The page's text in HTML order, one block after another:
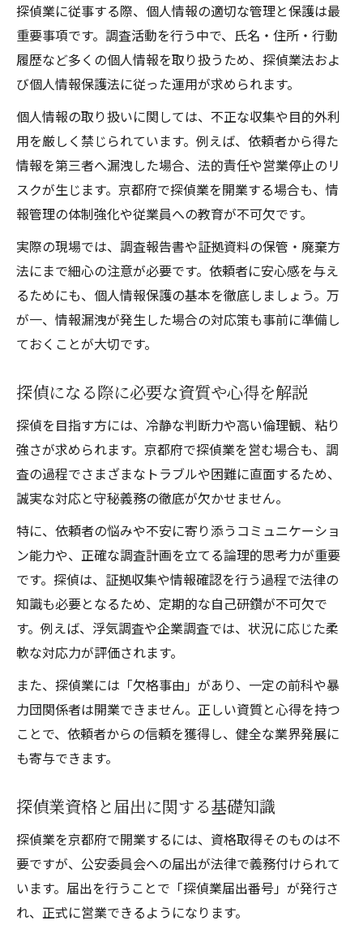
探偵業届出番号の確認が必要な理由を解説
探偵京都の信頼できる業者選びの基準
探偵業届出番号検索の操作手順と注意点
欠格事由を避けて探偵業を始めるコツ
探偵になるための欠格事由とは何かを解説
探偵が注意したい届出時のよくある落とし
穴
探偵業法に基づく欠格事由の具体例と対策
探偵業資格取得における自己チェック法
探偵になれない人の特徴と注意点を整理
探偵業は昔から
探偵業に従事する際、個人情報の適切な管理と保護は最
重要事項です。調査活動を行う中で、氏名・住所・行動
履歴など多くの個人情報を取り扱うため、探偵業法およ
び個人情報保護法に従った運用が求められます。
個人情報の取り扱いに関しては、不正な収集や目的外利
用を厳しく禁じられています。例えば、依頼者から得た
情報を第三者へ漏洩した場合、法的責任や営業停止のリ
スクが生じます。京都府で探偵業を開業する場合も、情
報管理の体制強化や従業員への教育が不可欠です。
実際の現場では、調査報告書や証拠資料の保管・廃棄方
法にまで細心の注意が必要です。依頼者に安心感を与え
るためにも、個人情報保護の基本を徹底しましょう。万
が一、情報漏洩が発生した場合の対応策も事前に準備し
ておくことが大切です。
探偵になる際に必要な資質や心得を解説
探偵を目指す方には、冷静な判断力や高い倫理観、粘り
強さが求められます。京都府で探偵業を営む場合も、調
査の過程でさまざまなトラブルや困難に直面するため、
誠実な対応と守秘義務の徹底が欠かせません。
特に、依頼者の悩みや不安に寄り添うコミュニケーショ
ン能力や、正確な調査計画を立てる論理的思考力が重要
です。探偵は、証拠収集や情報確認を行う過程で法律の
知識も必要となるため、定期的な自己研鑽が不可欠で
す。例えば、浮気調査や企業調査では、状況に応じた柔
軟な対応力が評価されます。
また、探偵業には「欠格事由」があり、一定の前科や暴
力団関係者は開業できません。正しい資質と心得を持つ
ことで、依頼者からの信頼を獲得し、健全な業界発展に
も寄与できます。
探偵業資格と届出に関する基礎知識
探偵業を京都府で開業するには、資格取得そのものは不
要ですが、公安委員会への届出が法律で義務付けられて
います。届出を行うことで「探偵業届出番号」が発行さ
れ、正式に営業できるようになります。